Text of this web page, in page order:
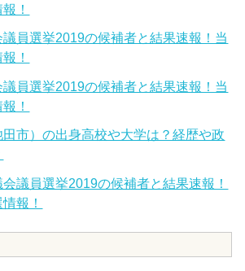
！
員選挙2019の候補者と結果速報！当
！
員選挙2019の候補者と結果速報！当
！
市）の出身高校や大学は？経歴や政
議員選挙2019の候補者と結果速報！
報！